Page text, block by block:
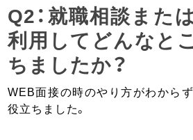
Q2：就職相談また
利用してどんなと
ちましたか？
WEB面接の時のやり方がわから
役立ちました。